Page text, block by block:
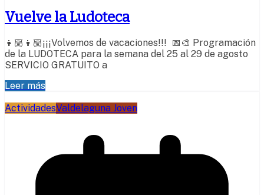
Vuelve la Ludoteca
👧🏼👦🏼¡¡¡Volvemos de vacaciones!!! 📅🎨 Programación
de la LUDOTECA para la semana del 25 al 29 de agosto
SERVICIO GRATUITO a
Leer más
ActividadesValdelaguna Joven